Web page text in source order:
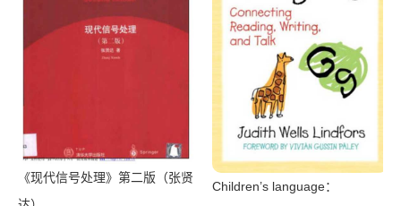
（2022）
《现代信号处理》第二版（张贤
Children’s language：